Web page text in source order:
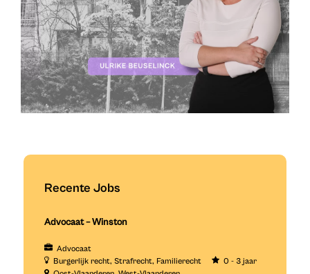
Recente Jobs
Advocaat – Winston
Advocaat
Burgerlijk recht Strafrecht Familierecht
0 - 3 jaar